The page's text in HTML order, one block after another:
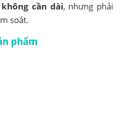
không cần dài, nhưng phải
soát.
phẩm